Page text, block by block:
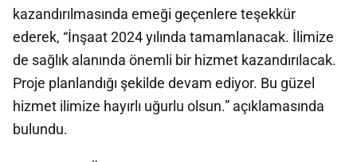
kazandırılmasında emeği geçenlere teşekkür
ederek, “İnşaat 2024 yılında tamamlanacak. İlimize
de sağlık alanında önemli bir hizmet kazandırılacak.
Proje planlandığı şekilde devam ediyor. Bu güzel
hizmet ilimize hayırlı uğurlu olsun.” açıklamasında
bulundu.